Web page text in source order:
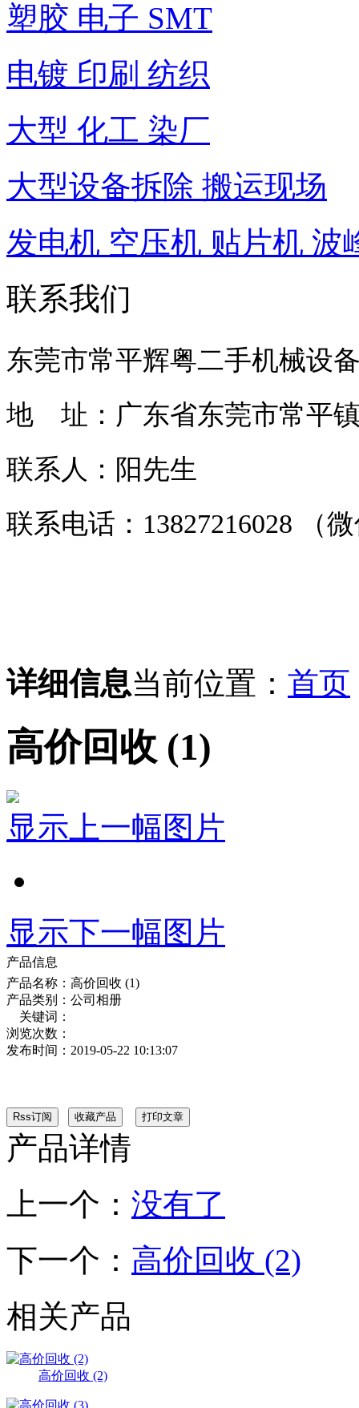
塑胶 电子 SMT
电镀 印刷 纺织
大型 化工 染厂
大型设备拆除 搬运现场
发电机 空压机 贴片机 波
联系我们
东莞市常平辉粤二手机械设
地 址：广东省东莞市常平
联系人：阳先生
联系电话：13827216028 （
详细信息当前位置： 首页
高价回收 (1)
显示上一幅图片
显示下一幅图片
产品信息
产品名称： 高价回收 (1)
产品类别： 公司相册
关键词：
浏览次数：
发布时间： 2019-05-22 10:13:07
产品详情
上一个： 没有了
下一个： 高价回收 (2)
相关产品
高价回收 (2)